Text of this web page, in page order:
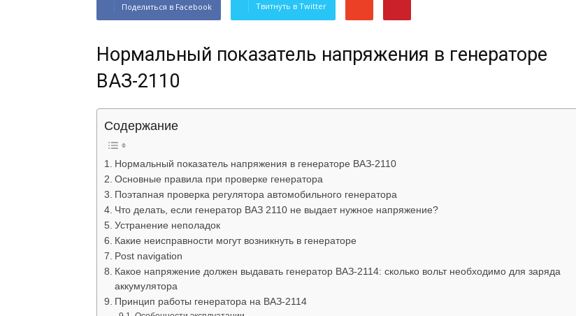
Поделиться в Facebook Твитнуть в Twitter
Нормальный показатель напряжения в генераторе
ВАЗ-2110
Содержание
Нормальный показатель напряжения в генераторе ВАЗ-2110
Основные правила при проверке генератора
Поэтапная проверка регулятора автомобильного генератора
Что делать, если генератор ВАЗ 2110 не выдает нужное напряжение?
Устранение неполадок
Какие неисправности могут возникнуть в генераторе
Post navigation
Какое напряжение должен выдавать генератор ВАЗ-2114: сколько вольт необходимо для заряда
аккумулятора
Принцип работы генератора на ВАЗ-2114